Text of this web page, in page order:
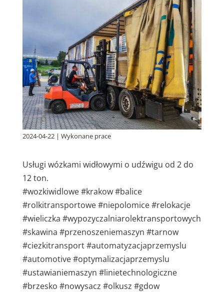
2024-04-22| Wykonane prace
Usługi wózkami widłowymi o udźwigu od 2 do
12 ton.
#wozkiwidlowe #krakow #balice
#rolkitransportowe #niepolomice #relokacje
#wieliczka #wypozyczalniarolektransportowych
#skawina #przenoszeniemaszyn #tarnow
#ciezkitransport #automatyzacjaprzemyslu
#automotive #optymalizacjaprzemyslu
#ustawianiemaszyn #linietechnologiczne
#brzesko #nowysacz #olkusz #gdow